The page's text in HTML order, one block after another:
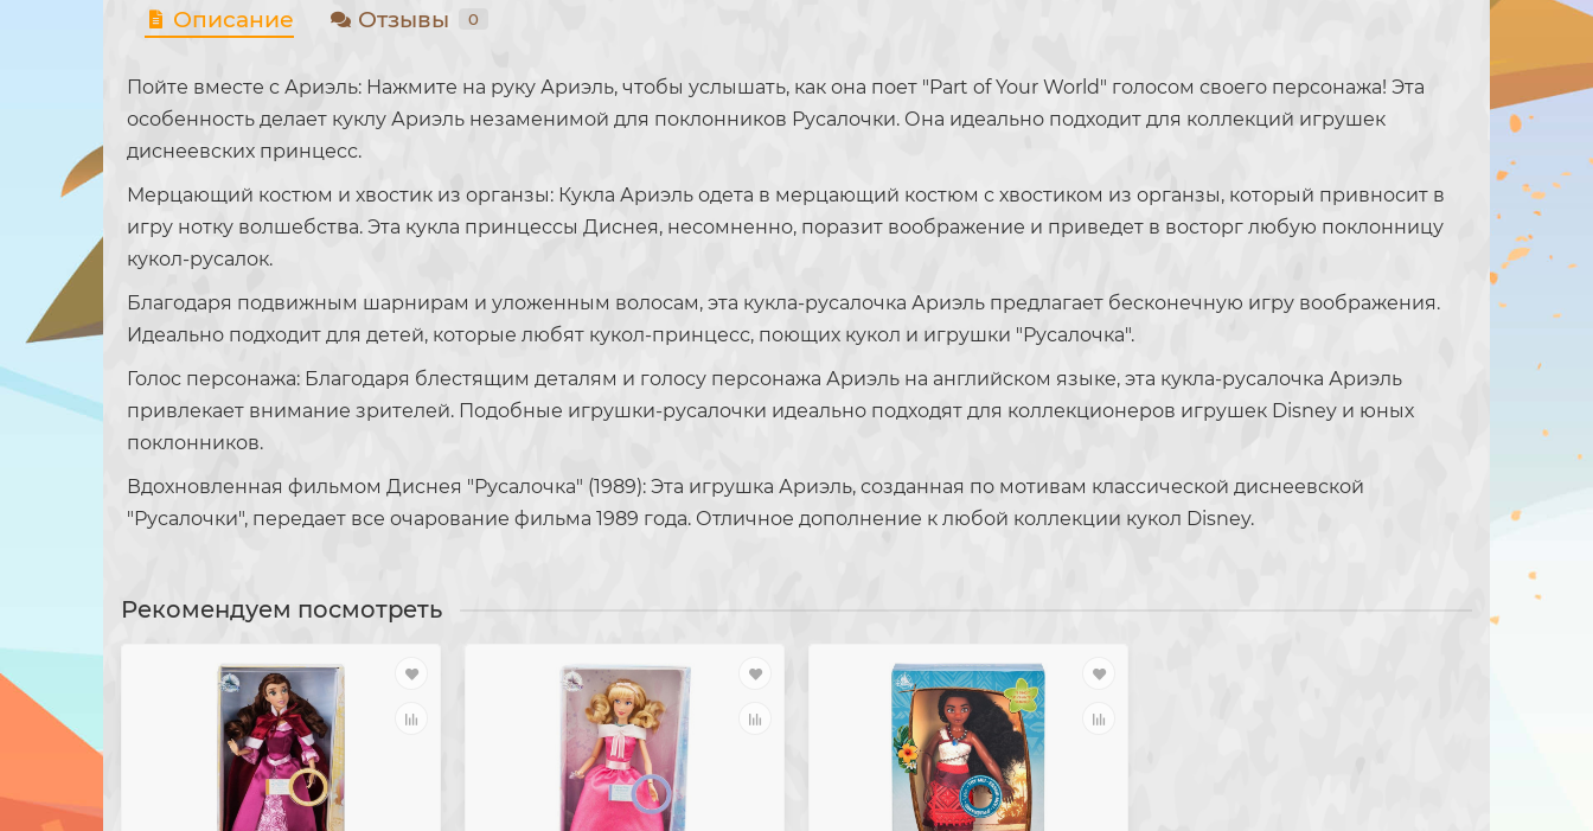
Описание Отзывы 0
Пойте вместе с Ариэль: Нажмите на руку Ариэль, чтобы услышать, как она поет "Part of Your World" голосом своего персонажа! Эта
особенность делает куклу Ариэль незаменимой для поклонников Русалочки. Она идеально подходит для коллекций игрушек
диснеевских принцесс.
Мерцающий костюм и хвостик из органзы: Кукла Ариэль одета в мерцающий костюм с хвостиком из органзы, который привносит в
игру нотку волшебства. Эта кукла принцессы Диснея, несомненно, поразит воображение и приведет в восторг любую поклонницу
кукол-русалок.
Благодаря подвижным шарнирам и уложенным волосам, эта кукла-русалочка Ариэль предлагает бесконечную игру воображения.
Идеально подходит для детей, которые любят кукол-принцесс, поющих кукол и игрушки "Русалочка".
Голос персонажа: Благодаря блестящим деталям и голосу персонажа Ариэль на английском языке, эта кукла-русалочка Ариэль
привлекает внимание зрителей. Подобные игрушки-русалочки идеально подходят для коллекционеров игрушек Disney и юных
поклонников.
Вдохновленная фильмом Диснея "Русалочка" (1989): Эта игрушка Ариэль, созданная по мотивам классической диснеевской
"Русалочки", передает все очарование фильма 1989 года. Отличное дополнение к любой коллекции кукол Disney.
Рекомендуем посмотреть